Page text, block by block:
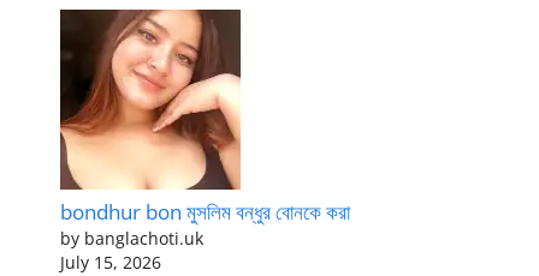
bondhur bon মুসলিম বন্ধুর বোনকে করা
by banglachoti.uk
July 15, 2026